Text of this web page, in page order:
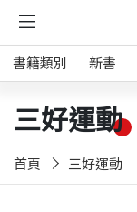
書籍類別 新書
三好運動
首頁 三好運動